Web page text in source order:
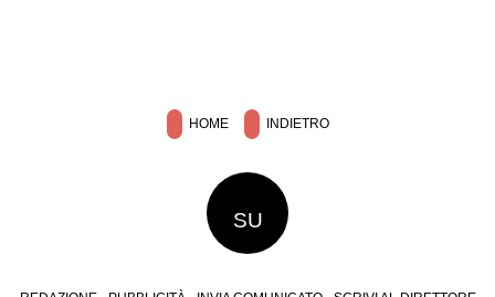
HOME INDIETRO
SU